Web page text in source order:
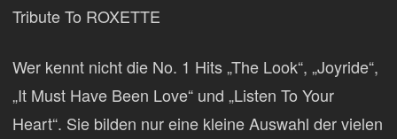
Tribute To ROXETTE
Wer kennt nicht die No. 1 Hits „The Look“, „Joyride“,
„It Must Have Been Love“ und „Listen To Your
Heart“. Sie bilden nur eine kleine Auswahl der vielen